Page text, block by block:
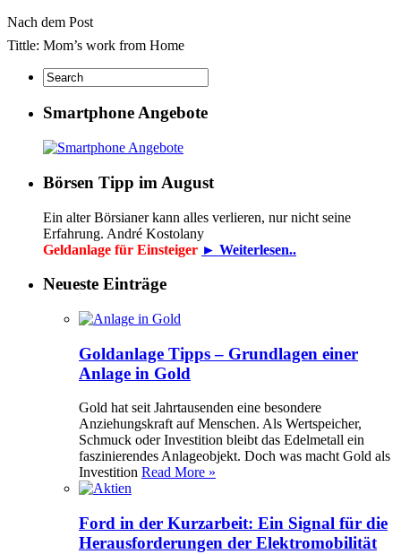
Nach dem Post
Tittle: Mom’s work from Home
Smartphone Angebote
Börsen Tipp im August
Ein alter Börsianer kann alles verlieren, nur nicht seine
Erfahrung. André Kostolany
Geldanlage für Einsteiger ► Weiterlesen..
Neueste Einträge
Goldanlage Tipps – Grundlagen einer
Anlage in Gold
Gold hat seit Jahrtausenden eine besondere
Anziehungskraft auf Menschen. Als Wertspeicher,
Schmuck oder Investition bleibt das Edelmetall ein
faszinierendes Anlageobjekt. Doch was macht Gold als
Investition Read More »
Ford in der Kurzarbeit: Ein Signal für die
Herausforderungen der Elektromobilität